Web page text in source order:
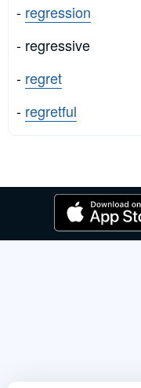
- regression
- regressive
- regret
- regretful